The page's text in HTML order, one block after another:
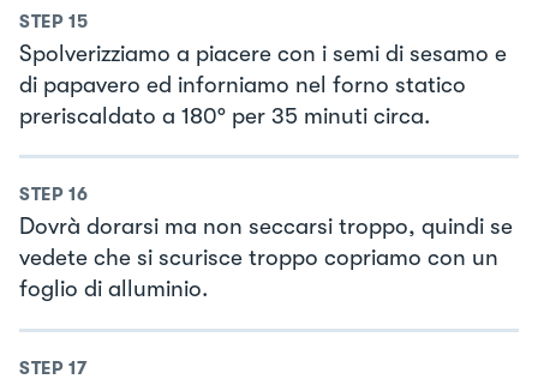
STEP 15
Spolverizziamo a piacere con i semi di sesamo e
di papavero ed inforniamo nel forno statico
preriscaldato a 180° per 35 minuti circa.
STEP 16
Dovrà dorarsi ma non seccarsi troppo, quindi se
vedete che si scurisce troppo copriamo con un
foglio di alluminio.
STEP 17